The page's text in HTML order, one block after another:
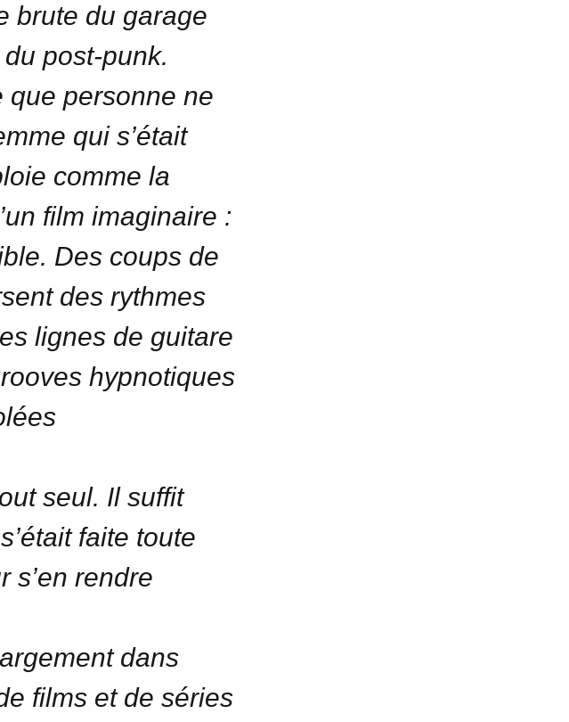
brute du garage
post-punk.
que personne ne
qui s’était
comme la
film imaginaire :
Des coups de
des rythmes
lignes de guitare
hypnotiques
seul. Il suffit
faite toute
s’en rendre
dans
films et de séries